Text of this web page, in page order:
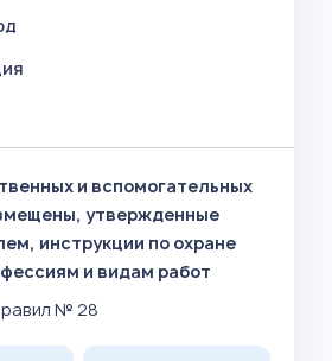
и вспомогательных
утвержденные
инструкции по охране
и видам работ
№ 28